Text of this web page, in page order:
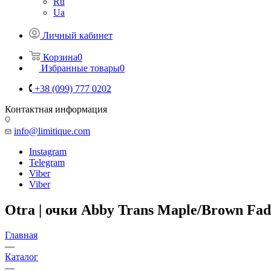
Ua
Личный кабинет
Корзина0
Избранные товары0
+38 (099) 777 0202
Контактная информация
info@limitique.com
Instagram
Telegram
Viber
Viber
Otra | очки Abby Trans Maple/Brown
Главная
—
Каталог
—